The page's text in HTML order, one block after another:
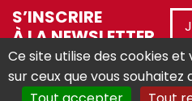
S’INSCRIRE
À LA NEWSLETTER
Ce site utilise des cookies
sur ceux que vous souhaitez